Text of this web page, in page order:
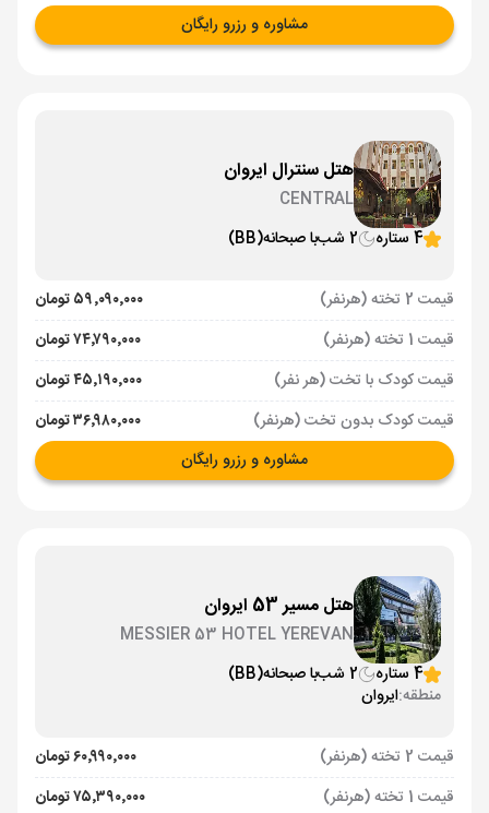
مشاوره و رزرو رایگان
هتل سنترال ایروان
CENTRAL
4 ستاره
2 شب با صبحانه(BB)
قیمت 2 تخته (هرنفر)
۵۹٬۰۹۰٬۰۰۰ تومان
قیمت 1 تخته (هرنفر)
۷۴٬۷۹۰٬۰۰۰ تومان
قیمت کودک با تخت (هر نفر)
۴۵٬۱۹۰٬۰۰۰ تومان
قیمت کودک بدون تخت (هرنفر)
۳۶٬۹۸۰٬۰۰۰ تومان
مشاوره و رزرو رایگان
هتل مسیر 53 ایروان
MESSIER 53 HOTEL YEREVAN
4 ستاره
2 شب با صبحانه(BB)
منطقه:ایروان
قیمت 2 تخته (هرنفر)
۶۰٬۹۹۰٬۰۰۰ تومان
قیمت 1 تخته (هرنفر)
۷۵٬۳۹۰٬۰۰۰ تومان